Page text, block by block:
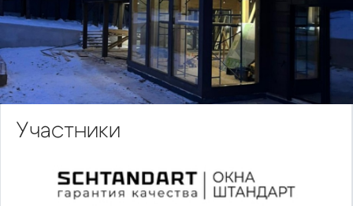
Участники